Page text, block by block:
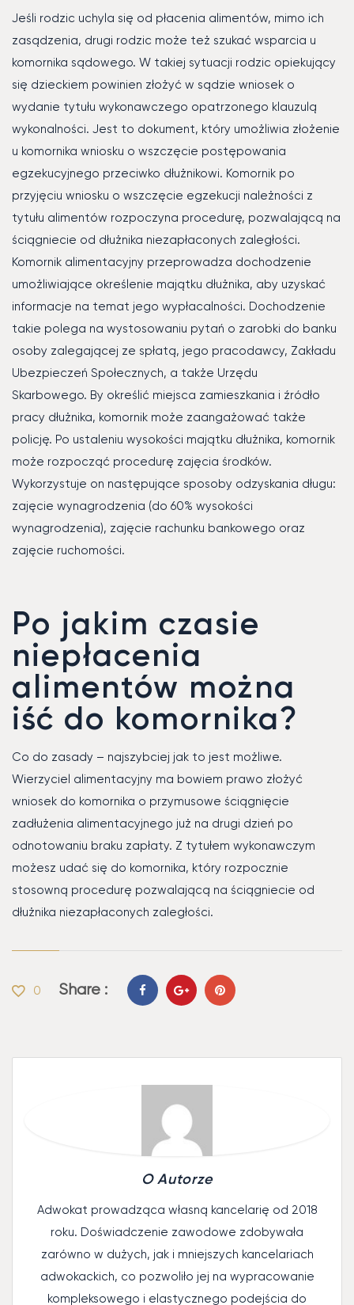
Jeśli rodzic uchyla się od płacenia alimentów, mimo ich
zasądzenia, drugi rodzic może też szukać wsparcia u
komornika sądowego. W takiej sytuacji rodzic opiekujący
się dzieckiem powinien złożyć w sądzie wniosek o
wydanie tytułu wykonawczego opatrzonego klauzulą
wykonalności. Jest to dokument, który umożliwia złożenie
u komornika wniosku o wszczęcie postępowania
egzekucyjnego przeciwko dłużnikowi. Komornik po
przyjęciu wniosku o wszczęcie egzekucji należności z
tytułu alimentów rozpoczyna procedurę, pozwalającą na
ściągniecie od dłużnika niezapłaconych zaległości.
Komornik alimentacyjny przeprowadza dochodzenie
umożliwiające określenie majątku dłużnika, aby uzyskać
informacje na temat jego wypłacalności. Dochodzenie
takie polega na wystosowaniu pytań o zarobki do banku
osoby zalegającej ze spłatą, jego pracodawcy, Zakładu
Ubezpieczeń Społecznych, a także Urzędu
Skarbowego. By określić miejsca zamieszkania i źródło
pracy dłużnika, komornik może zaangażować także
policję. Po ustaleniu wysokości majątku dłużnika, komornik
może rozpocząć procedurę zajęcia środków.
Wykorzystuje on następujące sposoby odzyskania długu:
zajęcie wynagrodzenia (do 60% wysokości
wynagrodzenia), zajęcie rachunku bankowego oraz
zajęcie ruchomości.
Po jakim czasie
niepłacenia
alimentów można
iść do komornika?
Co do zasady – najszybciej jak to jest możliwe.
Wierzyciel alimentacyjny ma bowiem prawo złożyć
wniosek do komornika o przymusowe ściągnięcie
zadłużenia alimentacyjnego już na drugi dzień po
odnotowaniu braku zapłaty. Z tytułem wykonawczym
możesz udać się do komornika, który rozpocznie
stosowną procedurę pozwalającą na ściągniecie od
dłużnika niezapłaconych zaległości.
0 Share :
O Autorze
Adwokat prowadząca własną kancelarię od 2018
roku. Doświadczenie zawodowe zdobywała
zarówno w dużych, jak i mniejszych kancelariach
adwokackich, co pozwoliło jej na wypracowanie
kompleksowego i elastycznego podejścia do